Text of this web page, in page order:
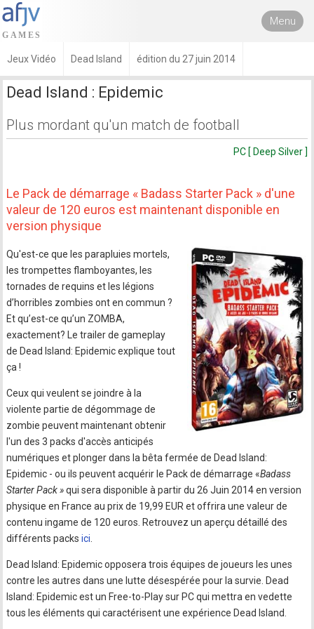
Menu
Jeux Vidéo Dead Island édition du 27 juin 2014
Dead Island : Epidemic
Plus mordant qu'un match de football
PC [ Deep Silver ]
Le Pack de démarrage « Badass Starter Pack » d'une
valeur de 120 euros est maintenant disponible en
version physique
Qu'est-ce que les parapluies mortels,
les trompettes flamboyantes, les
tornades de requins et les légions
d’horribles zombies ont en commun ?
Et qu’est-ce qu’un ZOMBA,
exactement? Le trailer de gameplay
de Dead Island: Epidemic explique tout
ça !
Ceux qui veulent se joindre à la
violente partie de dégommage de
zombie peuvent maintenant obtenir
l'un des 3 packs d'accès anticipés
numériques et plonger dans la bêta fermée de Dead Island:
Epidemic - ou ils peuvent acquérir le Pack de démarrage «Badass
Starter Pack »qui sera disponible à partir du 26 Juin 2014 en version
physique en France au prix de 19,99 EUR et offrira une valeur de
contenu ingame de 120 euros. Retrouvez un aperçu détaillé des
différents packsici
Dead Island: Epidemic opposera trois équipes de joueurs les unes
contre les autres dans une lutte désespérée pour la survie. Dead
Island: Epidemic est un Free-to-Play sur PC qui mettra en vedette
tous les éléments qui caractérisent une expérience Dead Island.